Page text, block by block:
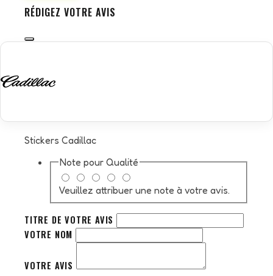
RÉDIGEZ VOTRE AVIS
Stickers Cadillac
Note pour Qualité
Veuillez attribuer une note à votre avis.
TITRE DE VOTRE AVIS
VOTRE NOM
VOTRE AVIS